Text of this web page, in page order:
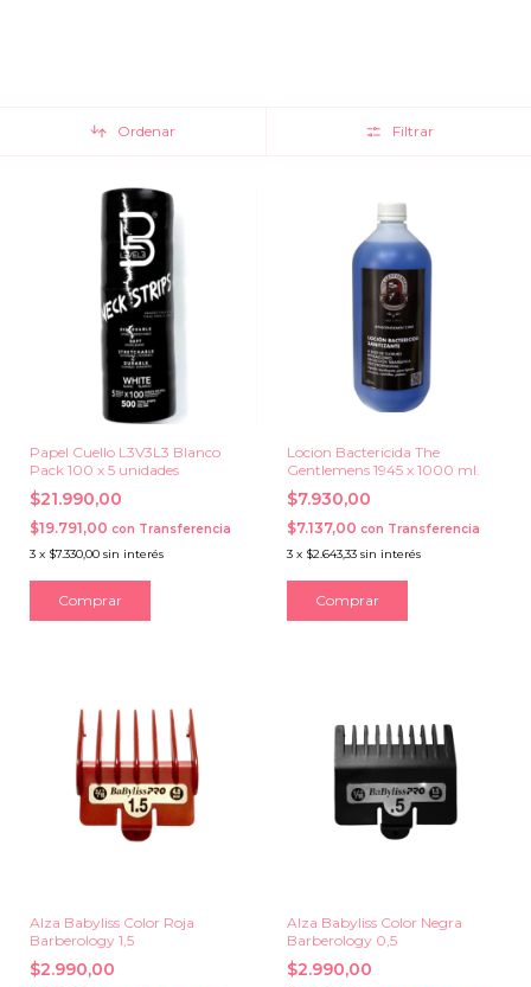
Ordenar Filtrar
Papel Cuello L3V3L3 Blanco
Pack 100 x 5 unidades
$21.990,00
$19.791,00 con Transferencia
3 x $7.330,00 sin interés
Locion Bactericida The
Gentlemens 1945 x 1000 ml.
$7.930,00
$7.137,00 con Transferencia
3 x $2.643,33 sin interés
Alza Babyliss Color Roja
Barberology 1,5
$2.990,00
Alza Babyliss Color Negra
Barberology 0,5
$2.990,00